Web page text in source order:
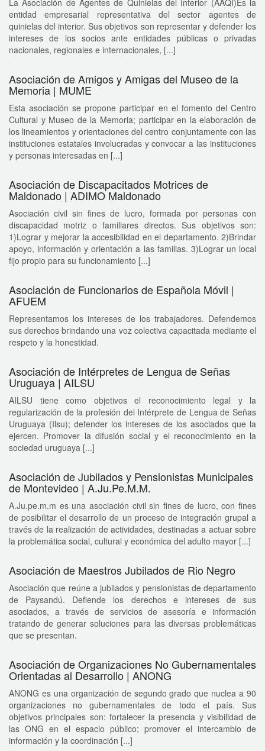
entidad empresarial representativa del sector agentes de
quinielas del interior. Sus objetivos son representar y defender los
intereses de los socios ante entidades públicas o privadas
nacionales, regionales e internacionales, [...]
Asociación de Amigos y Amigas del Museo de la
Memoria | MUME
Esta asociación se propone participar en el fomento del Centro
Cultural y Museo de la Memoria; participar en la elaboración de
los lineamientos y orientaciones del centro conjuntamente con las
instituciones estatales involucradas y convocar a las instituciones
y personas interesadas en [...]
Asociación de Discapacitados Motrices de
Maldonado | ADIMO Maldonado
Asociación civil sin fines de lucro, formada por personas con
discapacidad motriz o familiares directos. Sus objetivos son:
1)Lograr y mejorar la accesibilidad en el departamento. 2)Brindar
apoyo, información y orientación a las familias. 3)Lograr un local
fijo propio para su funcionamiento [...]
Asociación de Funcionarios de Española Móvil |
AFUEM
Representamos los intereses de los trabajadores. Defendemos
sus derechos brindando una voz colectiva capacitada mediante el
respeto y la honestidad.
Asociación de Intérpretes de Lengua de Señas
Uruguaya | AILSU
AILSU tiene como objetivos el reconocimiento legal y la
regularización de la profesión del Intérprete de Lengua de Señas
Uruguaya (Ilsu); defender los intereses de los asociados que la
ejercen. Promover la difusión social y el reconocimiento en la
sociedad uruguaya [...]
Asociación de Jubilados y Pensionistas Municipales
de Montevideo | A.Ju.Pe.M.M.
A.Ju.pe.m.m es una asociación civil sin fines de lucro, con fines
de posibilitar el desarrollo de un proceso de integración grupal a
través de la realización de actividades, destinadas a actuar sobre
la problemática social, cultural y económica del adulto mayor [...]
Asociación de Maestros Jubilados de Rio Negro
Asociación que reúne a jubilados y pensionistas de departamento
de Paysandú. Defiende los derechos e intereses de sus
asociados, a través de servicios de asesoría e información
tratando de generar soluciones para las diversas problemáticas
que se presentan.
Asociación de Organizaciones No Gubernamentales
Orientadas al Desarrollo | ANONG
ANONG es una organización de segundo grado que nuclea a 90
organizaciones no gubernamentales de todo el país. Sus
objetivos principales son: fortalecer la presencia y visibilidad de
las ONG en el espacio público; promover el intercambio de
información y la coordinación [...]